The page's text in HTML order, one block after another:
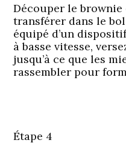
Découper le
transférer dans le
équipé d’un
à basse vitesse,
jusqu’à ce que les
rassembler pour
Étape 4